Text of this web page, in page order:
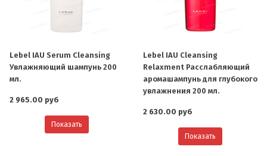
Lebel IAU Serum Cleansing
Увлажняющий шампунь 200
мл.
2 965.00 руб
Показать
Lebel IAU Cleansing
Relaxment Расслабляющий
аромашампунь для глубокого
увлажнения 200 мл.
2 630.00 руб
Показать